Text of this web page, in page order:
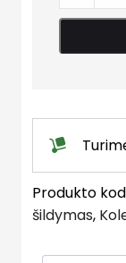
laikikliais,
žalvarinis
quantity
Produkto
šildymas,